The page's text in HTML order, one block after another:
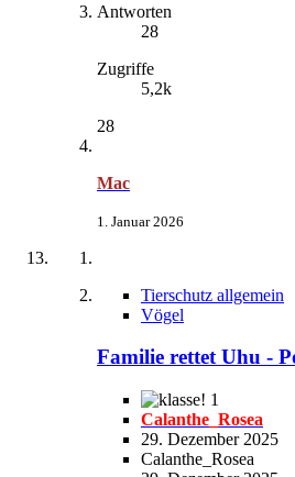
Antworten
28
Zugriffe
5,2k
28
Mac
1. Januar 2026
Tierschutz allgemein
Vögel
Familie rettet Uhu -
1
Calanthe_Rosea
29. Dezember 2025
Calanthe_Rosea